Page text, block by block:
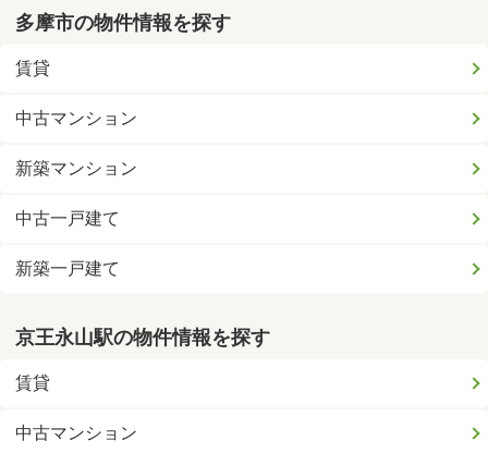
多摩市の物件情報を探す
賃貸
中古マンション
新築マンション
中古一戸建て
新築一戸建て
京王永山駅の物件情報を探す
賃貸
中古マンション